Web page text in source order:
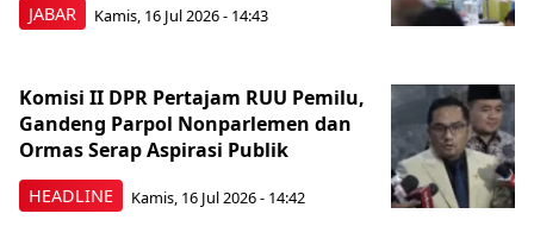
JABAR Kamis, 16 Jul 2026 - 14:43
HEADLINE
Komisi II DPR Pertajam RUU Pemilu,
Gandeng Parpol Nonparlemen dan
Ormas Serap Aspirasi Publik
Kamis, 16 Jul 2026 - 14:42